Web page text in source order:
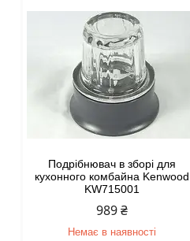
Подрібнювач в зборі для
кухонного комбайна Kenwood
KW715001
989 ₴
Немає в наявності